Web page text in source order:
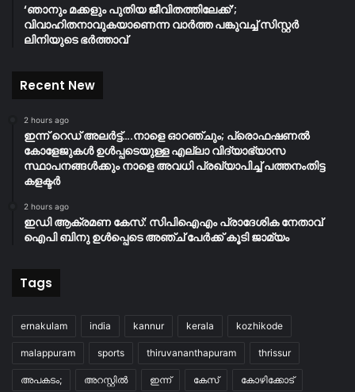
‘ഞാനും മക്കളും പുതിയ ജീവിതത്തിലേക്ക്’;
വിവാഹിതനാവുകയാണെന്ന വാർത്ത പങ്കുവച്ച് സിസ്റ്റർ
ലിനിയുടെ ഭർത്താവ്
Recent New
2 hours ago
ഇന്ന് റെഡ് അലർട്ട്….നാളെ ഓറഞ്ചും; പ്രൊഫഷണൽ
കോളേജുകൾ ഉൾപ്പടെയുള്ള എല്ലാ വിദ്യാഭ്യാസ
സ്ഥാപനങ്ങൾക്കും നാളെ അവധി പ്രഖ്യാപിച്ച് പത്തനംതിട്ട
കളക്ടർ
2 hours ago
ഇഡി ആക്രമണ കേസ്: സിപിഐഎം പ്രാദേശിക നേതാവ്
ഐപി ബിനു ഉൾപ്പെടെ അഞ്ച് പേർക്ക് കൂടി ജാമ്യം
Tags
ernakulam india kannur kerala kozhikode
malappuram sports thiruvananthapuram thrissur
അപകടം; അറസ്റ്റിൽ ഇന്ന് കേസ് കോഴിക്കോട്